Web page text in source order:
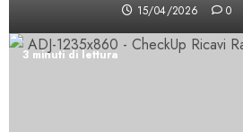
15/04/2026 0
3 minuti di lettura